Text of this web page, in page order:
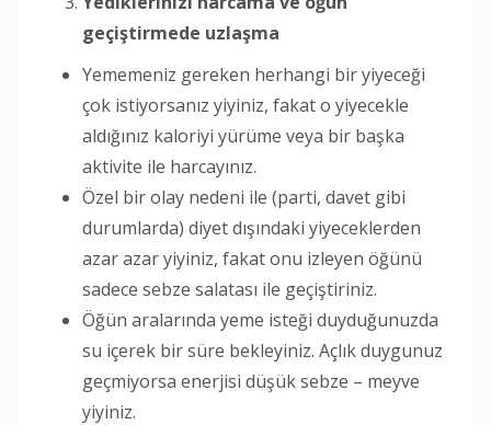
geçiştirmede uzlaşma
Yememeniz gereken herhangi bir yiyeceği
çok istiyorsanız yiyiniz, fakat o yiyecekle
aldığınız kaloriyi yürüme veya bir başka
aktivite ile harcayınız.
Özel bir olay nedeni ile (parti, davet gibi
durumlarda) diyet dışındaki yiyeceklerden
azar azar yiyiniz, fakat onu izleyen öğünü
sadece sebze salatası ile geçiştiriniz.
Öğün aralarında yeme isteği duyduğunuzda
su içerek bir süre bekleyiniz. Açlık duygunuz
geçmiyorsa enerjisi düşük sebze – meyve
yiyiniz.